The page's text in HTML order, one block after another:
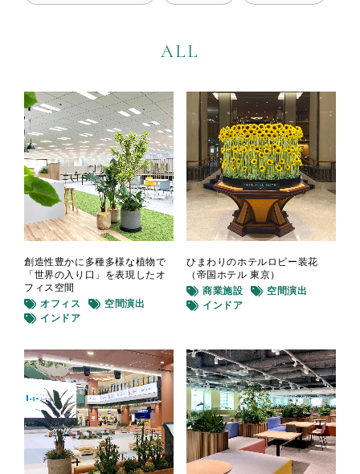
ALL
創造性豊かに多種多様な植物で
「世界の入り口」を表現したオ
フィス空間
オフィス
空間演出
インドア
ひまわりのホテルロビー装花
（帝国ホテル 東京）
商業施設
空間演出
インドア